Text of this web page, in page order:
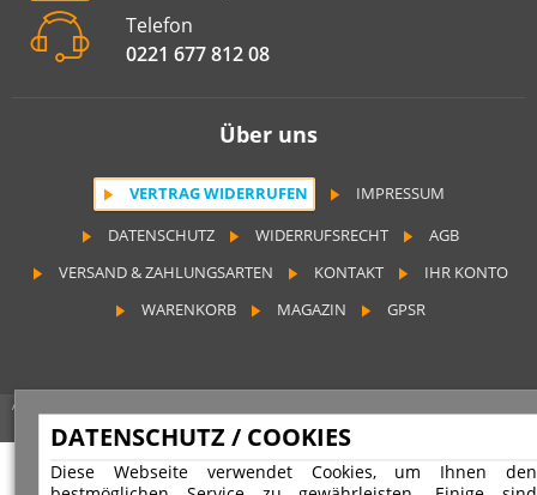
DATENSCHUTZ / COOKIES
Diese Webseite verwendet Cookies, um Ihnen den
Telefon
0221 677 812 08
Über uns
VERTRAG WIDERRUFEN
IMPRESSUM
DATENSCHUTZ
WIDERRUFSRECHT
AGB
VERSAND & ZAHLUNGSARTEN
KONTAKT
IHR KONTO
WARENKORB
MAGAZIN GPSR
Alle Preise inkl. 19% MwSt. zzgl. Versandkosten | Copyright © 2026 Stempel Toenges GmbH - Alle Rechte vorbehalten